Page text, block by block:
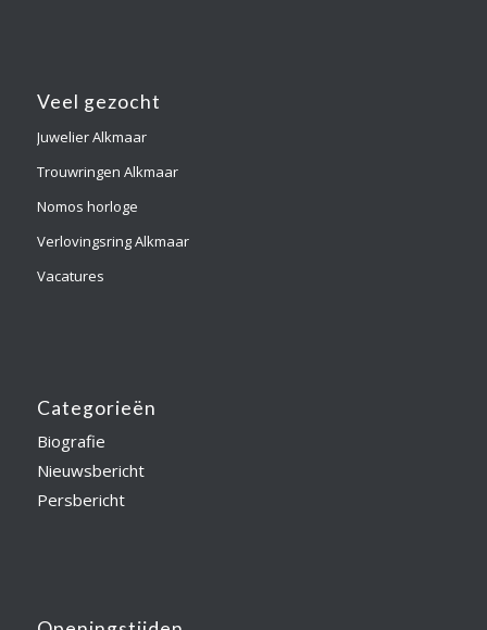
Veel gezocht
Juwelier Alkmaar
Trouwringen Alkmaar
Nomos horloge
Verlovingsring Alkmaar
Vacatures
Categorieën
Biografie
Nieuwsbericht
Persbericht